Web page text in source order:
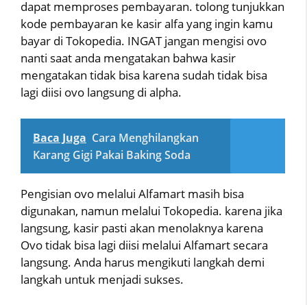
dapat memproses pembayaran. tolong tunjukkan
kode pembayaran ke kasir alfa yang ingin kamu
bayar di Tokopedia. INGAT jangan mengisi ovo
nanti saat anda mengatakan bahwa kasir
mengatakan tidak bisa karena sudah tidak bisa
lagi diisi ovo langsung di alpha.
Baca Juga Cara Menghilangkan
Karang Gigi Pakai Baking Soda
Pengisian ovo melalui Alfamart masih bisa
digunakan, namun melalui Tokopedia. karena jika
langsung, kasir pasti akan menolaknya karena
Ovo tidak bisa lagi diisi melalui Alfamart secara
langsung. Anda harus mengikuti langkah demi
langkah untuk menjadi sukses.